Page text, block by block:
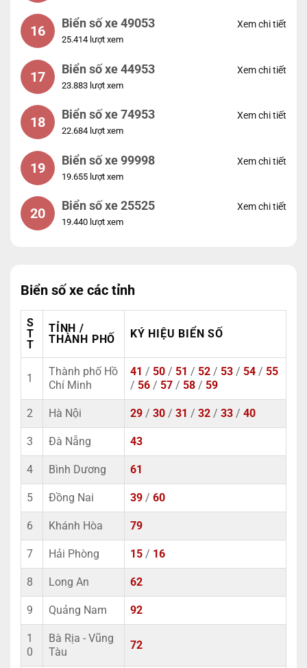
16 Biển số xe 49053
25.414 lượt xem
Xem chi tiết
17 Biển số xe 44953
23.883 lượt xem
Xem chi tiết
18 Biển số xe 74953
22.684 lượt xem
Xem chi tiết
19 Biển số xe 99998
19.655 lượt xem
Xem chi tiết
20 Biển số xe 25525
19.440 lượt xem
Xem chi tiết
Biển số xe các tỉnh
S
T
T
TỈNH /
THÀNH PHỐ
KÝ HIỆU BIỂN SỐ
1
Thành phố Hồ
Chí Minh
41 / 50 / 51 / 52 / 53 / 54 / 55
/ 56 / 57 / 58 / 59
2 Hà Nội 29 / 30 / 31 / 32 / 33 / 40
3 Đà Nẵng 43
4 Bình Dương 61
5 Đồng Nai 39 / 60
6 Khánh Hòa 79
7 Hải Phòng 15 / 16
8 Long An 62
9 Quảng Nam 92
1
0
Bà Rịa - Vũng
Tàu
72